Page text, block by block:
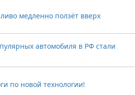
медленно ползёт вверх
автомобиля в РФ стали
по новой технологии!